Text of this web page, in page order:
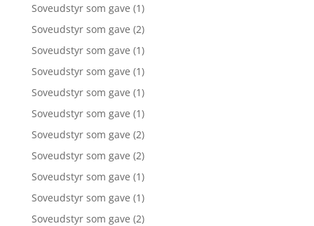
Soveudstyr som gave (1)
Soveudstyr som gave (2)
Soveudstyr som gave (1)
Soveudstyr som gave (1)
Soveudstyr som gave (1)
Soveudstyr som gave (1)
Soveudstyr som gave (2)
Soveudstyr som gave (2)
Soveudstyr som gave (1)
Soveudstyr som gave (1)
Soveudstyr som gave (2)